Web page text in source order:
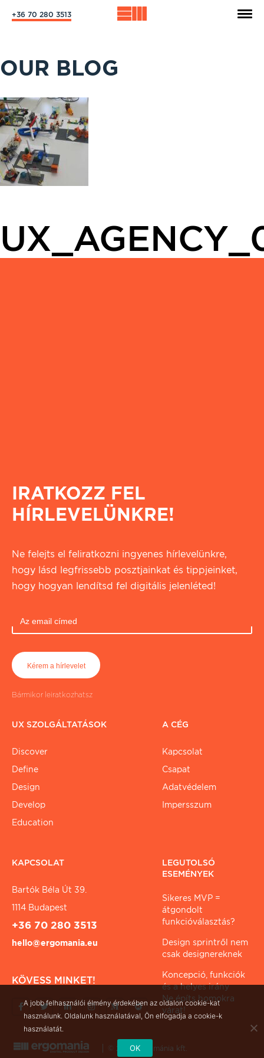
+36 70 280 3513
OUR BLOG
IRATKOZZ FEL
HÍRLEVELÜNKRE!
Ne felejts el feliratkozni ingyenes hírlevelünkre,
hogy lásd legfrissebb posztjainkat és tippjeinket,
hogy hogyan lendítsd fel digitális jelenléted!
Bármikor leiratkozhatsz
UX SZOLGÁLTATÁSOK
Discover
Define
Design
Develop
Education
A CÉG
Kapcsolat
Csapat
Adatvédelem
Impersszum
KAPCSOLAT
Bartók Béla Út 39.
1114 Budapest
+36 70 280 3513
hello@ergomania.eu
KÖVESS MINKET!
LEGUTOLSÓ
ESEMÉNYEK
Sikeres MVP =
átgondolt
funkcióválasztás?
Design sprintről nem
csak designereknek
Koncepció, funkciók
és a helyes irány
Ne építs homokra
várat!
© 2026 ergománia kft.
A jobb felhasználói élmény érdekében az oldalon cookie-kat
használunk. Oldalunk használatával, Ön elfogadja a cookie-k
használatát.
OK